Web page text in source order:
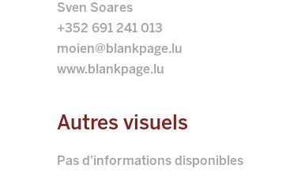
Sven Soares
+352 691 241 013
moien@blankpage.lu
www.blankpage.lu
Autres visuels
Pas d'informations disponibles